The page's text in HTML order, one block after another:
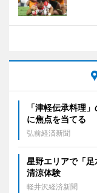
「津軽伝承料理
に焦点を当てる
弘前経済新聞
星野エリアで「
清涼体験
軽井沢経済新聞